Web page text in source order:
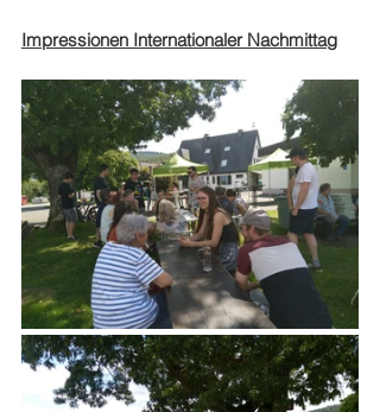
Impressionen Internationaler Nachmittag